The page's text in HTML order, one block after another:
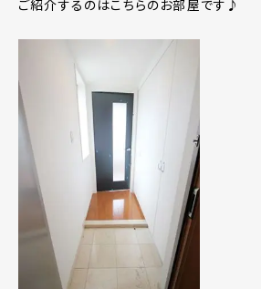
ご紹介するのはこちらのお部屋です♪